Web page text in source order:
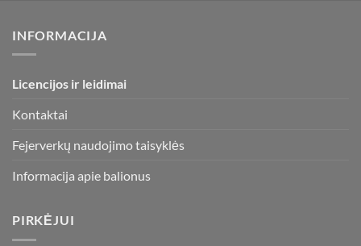
INFORMACIJA
Licencijos ir leidimai
Kontaktai
Fejerverkų naudojimo taisyklės
Informacija apie balionus
PIRKĖJUI